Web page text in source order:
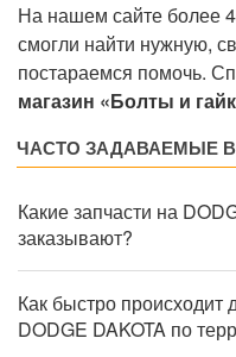
На нашем сайте более
смогли найти нужную,
постараемся помочь.
магазин «Болты и
ЧАСТО ЗАДАВАЕМЫЕ
Какие запчасти на
заказывают?
Как быстро происходит
DODGE DAKOTA по